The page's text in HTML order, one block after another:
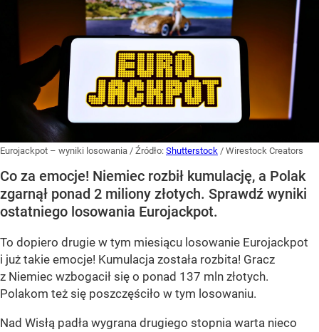
Eurojackpot – wyniki losowania / Źródło: Shutterstock / Wirestock Creators
Co za emocje! Niemiec rozbił kumulację, a Polak
zgarnął ponad 2 miliony złotych. Sprawdź wyniki
ostatniego losowania Eurojackpot.
To dopiero drugie w tym miesiącu losowanie Eurojackpot
i już takie emocje! Kumulacja została rozbita! Gracz
z Niemiec wzbogacił się o ponad 137 mln złotych.
Polakom też się poszczęściło w tym losowaniu.
Nad Wisłą padła wygrana drugiego stopnia warta nieco